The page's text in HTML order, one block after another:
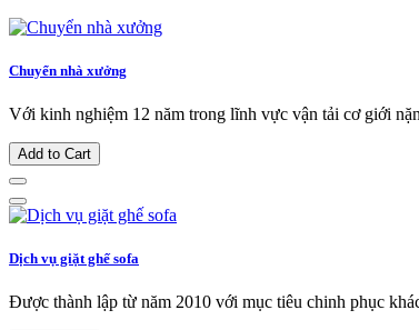
Chuyển nhà xưởng
Với kinh nghiệm 12 năm trong lĩnh vực vận tải cơ giới
Add to Cart
Dịch vụ giặt ghế sofa
Được thành lập từ năm 2010 với mục tiêu chinh phục